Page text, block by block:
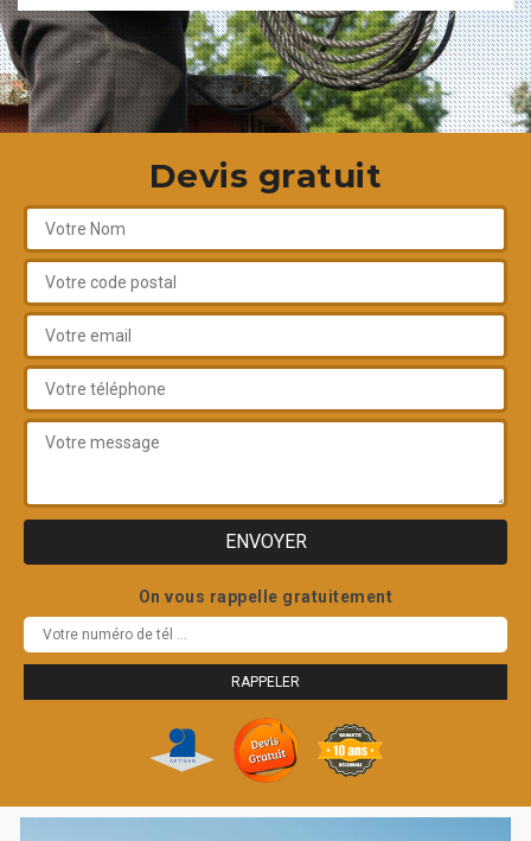
Devis gratuit
On vous rappelle gratuitement